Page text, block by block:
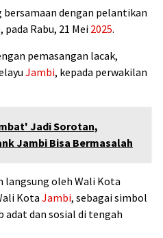
dengan pelantikan
pada Rabu, 21 Mei 2025.
pemasangan lacak,
Jambi, kepada perwakilan
Jadi Sorotan,
Jambi Bisa Bermasalah
langsung oleh Wali Kota
Kota Jambi, sebagai simbol
adat dan sosial di tengah